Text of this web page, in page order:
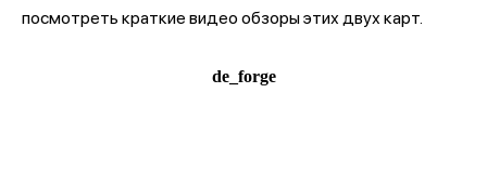
посмотреть краткие видео обзоры этих двух карт.
de_forge